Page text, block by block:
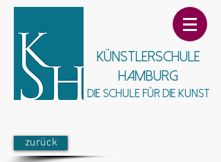
Künstlerschule
Hamburg
Die Schule für die Kunst
zurück